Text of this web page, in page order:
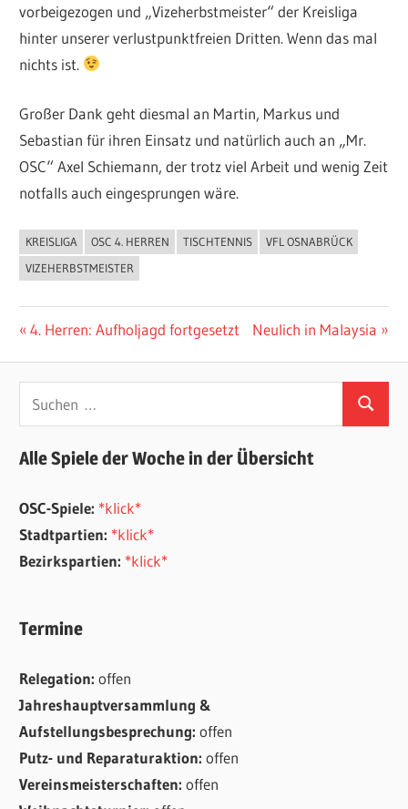
vorbeigezogen und „Vizeherbstmeister“ der Kreisliga
hinter unserer verlustpunktfreien Dritten. Wenn das mal
nichts ist.
Großer Dank geht diesmal an Martin, Markus und
Sebastian für ihren Einsatz und natürlich auch an „Mr.
OSC“ Axel Schiemann, der trotz viel Arbeit und wenig Zeit
notfalls auch eingesprungen wäre.
ALLGEMEIN
KREISLIGA OSC 4. HERREN TISCHTENNIS
VFL OSNABRÜCK
VIZEHERBSTMEISTER
Beitragsnavigation
Vorheriger
4. Herren: Aufholjagd fortgesetzt
Nächster
Neulich in Malaysia
Suchen
Alle Spiele der Woche in der Übersicht
OSC-Spiele: *klick*
Stadtpartien: *klick*
Bezirkspartien: *klick*
Termine
Relegation:offen
Jahreshauptversammlung &
Aufstellungsbesprechung:offen
Putz- und Reparaturaktion:offen
Vereinsmeisterschaften:offen